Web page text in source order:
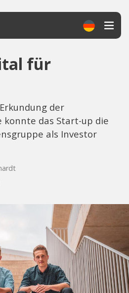
für
der
konnte das Start-up die
als Investor